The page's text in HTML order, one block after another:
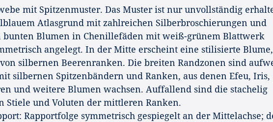
mit Spitzenmuster. Das Muster ist nur unvollständig
Atlasgrund mit zahlreichen Silberbroschierungen und
bunten Blumen in Chenillefäden mit weiß-grünem Blattwerk
angelegt. In der Mitte erscheint eine stilisierte Blume,
silbernen Beerenranken. Die breiten Randzonen sind
silbernen Spitzenbändern und Ranken, aus denen Efeu, Iris,
und weitere Blumen wachsen. Auffallend sind die stachelig
Stiele und Voluten der mittleren Ranken.
Rapportfolge symmetrisch gespiegelt an der Mittelachse;